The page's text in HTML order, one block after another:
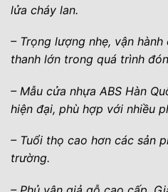
lửa cháy lan.
– Trọng lượng nhẹ, vận
thanh lớn trong quá trình
– Mẫu cửa nhựa ABS Hàn
hiện đại, phù hợp với nhiều
– Tuổi thọ cao hơn các sản
trường.